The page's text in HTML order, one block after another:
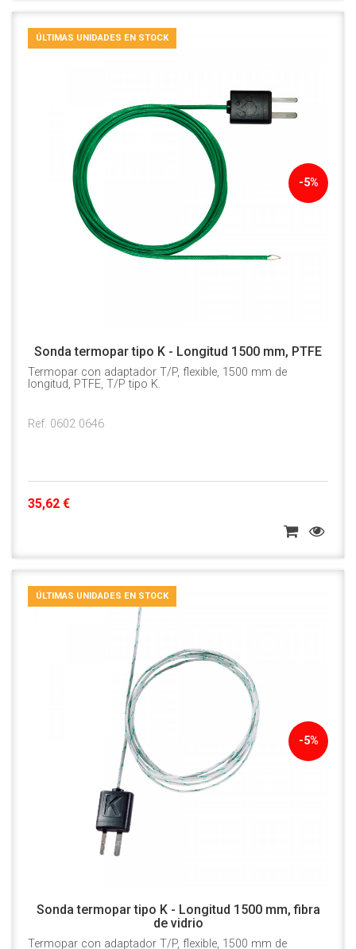
-5%
ÚLTIMAS UNIDADES EN STOCK
Sonda termopar tipo K - Longitud 1500 mm, PTFE
Termopar con adaptador T/P, flexible, 1500 mm de
longitud, PTFE, T/P tipo K.
Ref. 0602 0646
35,62 €
-5%
ÚLTIMAS UNIDADES EN STOCK
Sonda termopar tipo K - Longitud 1500 mm, fibra
de vidrio
Termopar con adaptador T/P, flexible, 1500 mm de